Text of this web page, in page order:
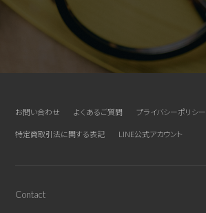
お問い合わせ よくあるご質問
プライバシーポリシー
特定商取引法に関する表記
LINE公式アカウント
Contact